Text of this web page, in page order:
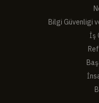
Bilgi Güvenligi
İş